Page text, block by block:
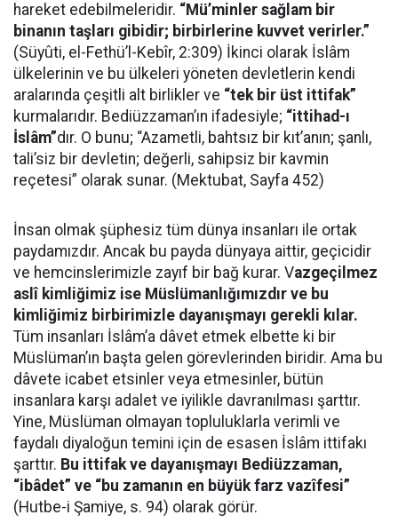
hareket edebilmeleridir. “Mü’minler sağlam bir
binanın taşları gibidir; birbirlerine kuvvet verirler.”
(Süyûti, el-Fethü’l-Kebîr, 2:309) İkinci olarak İslâm
ülkelerinin ve bu ülkeleri yöneten devletlerin kendi
aralarında çeşitli alt birlikler ve “tek bir üst ittifak”
kurmalarıdır. Bediüzzaman’ın ifadesiyle; “ittihad-ı
İslâm”dır. O bunu; “Azametli, bahtsız bir kıt’anın; şanlı,
tali’siz bir devletin; değerli, sahipsiz bir kavmin
reçetesi” olarak sunar. (Mektubat, Sayfa 452)
İnsan olmak şüphesiz tüm dünya insanları ile ortak
paydamızdır. Ancak bu payda dünyaya aittir, geçicidir
ve hemcinslerimizle zayıf bir bağ kurar. Vazgeçilmez
aslî kimliğimiz ise Müslümanlığımızdır ve bu
kimliğimiz birbirimizle dayanışmayı gerekli kılar.
Tüm insanları İslâm’a dâvet etmek elbette ki bir
Müslüman’ın başta gelen görevlerinden biridir. Ama bu
dâvete icabet etsinler veya etmesinler, bütün
insanlara karşı adalet ve iyilikle davranılması şarttır.
Yine, Müslüman olmayan topluluklarla verimli ve
faydalı diyaloğun temini için de esasen İslâm ittifakı
şarttır. Bu ittifak ve dayanışmayı Bediüzzaman,
“ibâdet” ve “bu zamanın en büyük farz vazîfesi”
(Hutbe-i Şamiye, s. 94) olarak görür.